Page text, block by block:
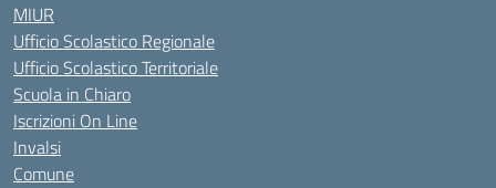
MIUR
Ufficio Scolastico Regionale
Ufficio Scolastico Territoriale
Scuola in Chiaro
Iscrizioni On Line
Invalsi
Comune